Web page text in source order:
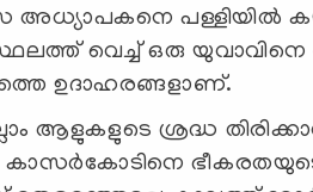
അധ്യാപകനെ പള്ളിയില്‍
വെച്ച് ഒരു
ഉദാഹരങ്ങളാണ്.
ആളുകളുടെ ശ്രദ്ധ
കാസര്‍കോടിനെ